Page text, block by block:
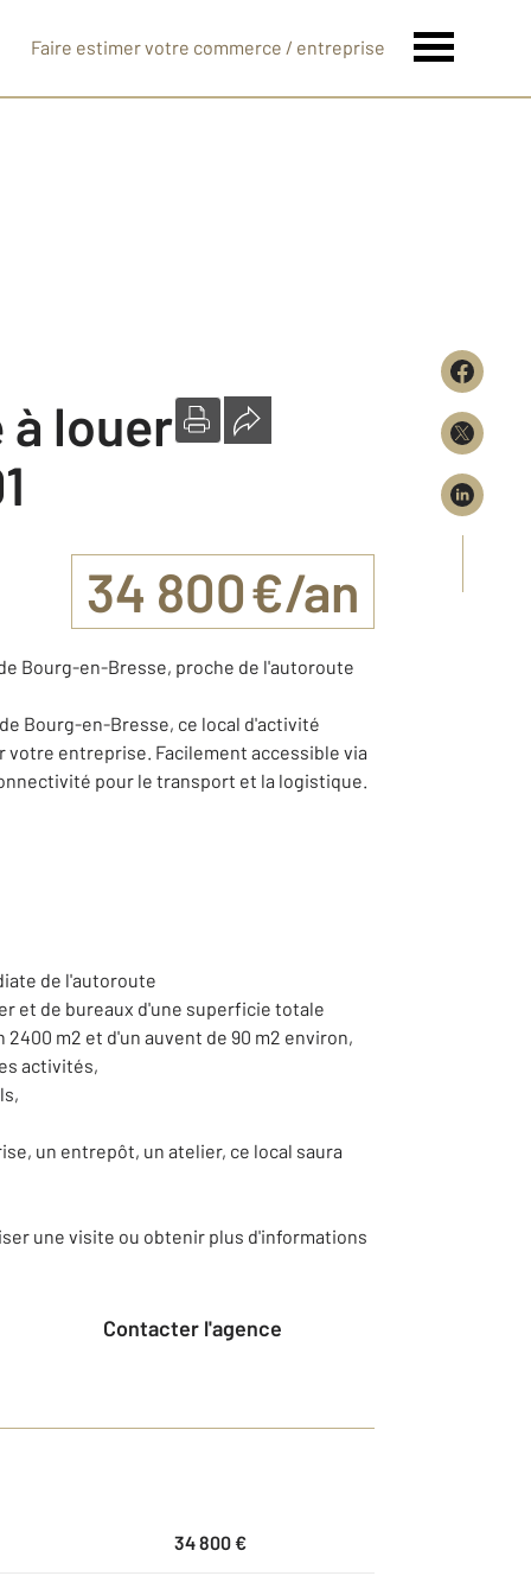
Faire estimer votre commerce / entreprise
à louer
34 800 €/an
Bourg-en-Bresse, proche de l'autoroute
Bourg-en-Bresse, ce local d'activité
votre entreprise. Facilement accessible via
pour le transport et la logistique.
de l'autoroute
et de bureaux d'une superficie totale
m2 et d'un auvent de 90 m2 environ,
activités,
un entrepôt, un atelier, ce local saura
une visite ou obtenir plus d'informations
Contacter l'agence
34 800 €